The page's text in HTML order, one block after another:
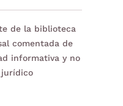
de la biblioteca
comentada de
informativa y no
jurídico